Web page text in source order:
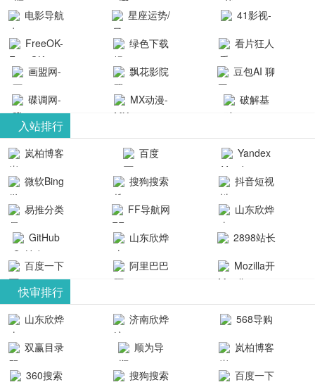
航-办公运营
院-哪吒影院
提供最新、
最全的高清
电影、电视
剧、动漫和
综艺节目免
费观看。平
台内容丰
富，更新快
速，支持在
线观看，满
足各类影迷
需求，提供
无广告、高
清流畅的观
影体验。
画-官网
动漫综合
电影导航
- 免费看电影
就来这！ | 快
导航网-免费
看电影就来
这！收录大
量免费看电
影网站！
星座运势/
最星座/美国
神婆星座网
41影视-
聚合最近好
看的电视剧
最新电影网
站-41影视为
成全短剧电
视剧、电视
剧大全、好
看的电视
剧、最新的
电影在线观
看，神马影
最新好看的
剧片、爱情
片、搞笑片
FreeOK-
FreeOK影视
官网-最新影
视资源|追剧
也很卷
绿色下载
吧
看片狂人
- 高清视频资
源免费在线
观看
画盟网-
画师联盟官
网
_huashilm.com_
动漫综合
飘花影院
网
豆包AI 聊
天智能对话
网页版入口
碟调网-
碟调网为您
提供最新电
视剧和2025
年最新电影
的在线观
看，快来碟
调电影网在
线观看最新
热门影视作
MX动漫-
漫免费在线
观看
破解基
整合当前互
联网最新最
全最优质的
软件免费下
载、资源免
费共享、技
术教程学习
台！整合破
合破解游
戏、整合安
入站排行
岚柏博客 百度
Yandex
搜索
微软Bing
搜狗搜索
引擎
抖音短视
频
易推分类
目录网
FF导航网
山东欣烨
化工有限公
GitHub
山东欣烨
生物科技有
2898站长
资源平台
百度一下
阿里巴巴
Mozilla开
快审排行
山东欣烨
生物科技有
济南欣烨
科技有限公
568导购
网
双赢目录
顺为导
航-办公运营
岚柏博客
360搜索
搜狗搜索
百度一下